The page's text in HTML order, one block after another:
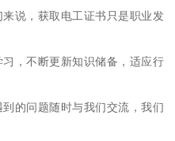
说，获取电工证书只是职业发
，不断更新知识储备，适应行
的问题随时与我们交流，我们